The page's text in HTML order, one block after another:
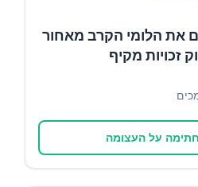
את הלומי הקרב מאחור
זכויות מקיף
חתימה על העצומה